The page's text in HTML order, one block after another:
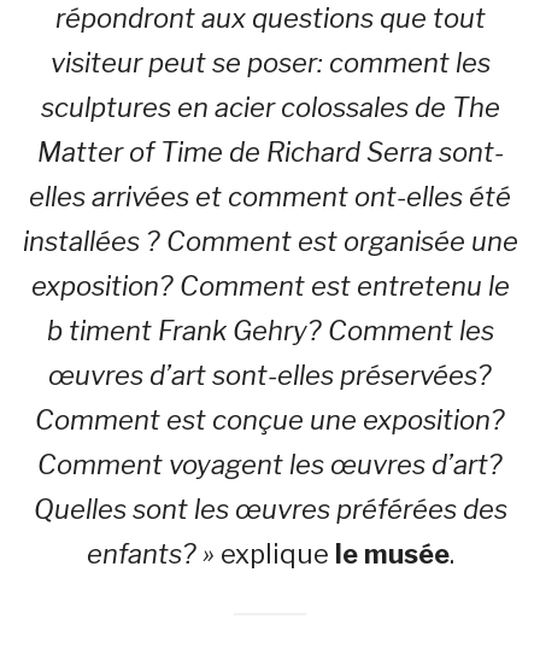
répondront aux questions que tout
visiteur peut se poser: comment les
sculptures en acier colossales de The
Matter of Time de Richard Serra sont-
elles arrivées et comment ont-elles été
installées ? Comment est organisée une
exposition? Comment est entretenu le
b timent Frank Gehry? Comment les
œuvres d’art sont-elles préservées?
Comment est conçue une exposition?
Comment voyagent les œuvres d’art?
Quelles sont les œuvres préférées des
enfants? » explique le musée.